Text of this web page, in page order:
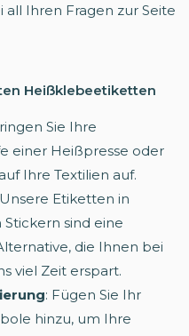
Ihren Fragen zur Seite
Heißklebeetiketten
Sie Ihre
einer Heißpresse oder
Ihre Textilien auf.
Etiketten in
sind eine
die Ihnen bei
viel Zeit erspart.
: Fügen Sie Ihr
hinzu, um Ihre